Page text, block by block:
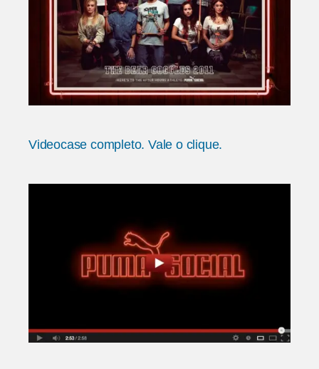
Videocase completo. Vale o clique.